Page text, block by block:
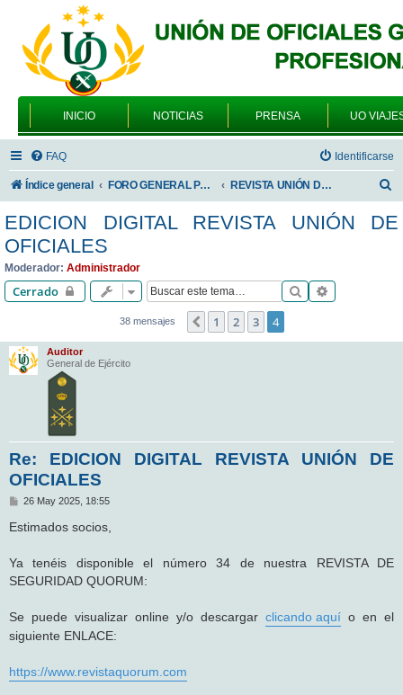
INICIO NOTICIAS PRENSA UO
FAQ Identificarse
Índice general FORO GENERAL PARA TODOS LOS USUARIOS REVISTA UNIÓN DE OFICIALES
s
EDICION DIGITAL REVISTA UNIÓN DE
OFICIALES
Moderador: Administrador
Cerrado Buscar
38 mensajes Anterior
1 2 3 4
Auditor
General de Ejército
Re: EDICION DIGITAL REVISTA UNIÓN DE
OFICIALES
M
n
s
e
26 May 2025, 18:55
Estimados socios,
Ya tenéis disponible el número 34 de nuestra REVISTA DE
SEGURIDAD QUORUM:
Se puede visualizar online y/o descargar clicando aquí o en el
siguiente ENLACE:
https://www.revistaquorum.com